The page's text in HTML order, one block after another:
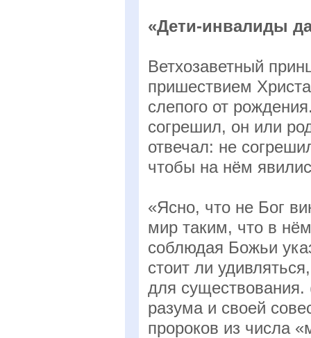
«Дети-инвалиды
Ветхозаветный
пришествием
слепого от
согрешил, он или
отвечал: не
чтобы на нём
«Ясно, что не Бог
мир таким, что в
соблюдая Божьи
стоит ли
для
разума и своей
пророков из числа